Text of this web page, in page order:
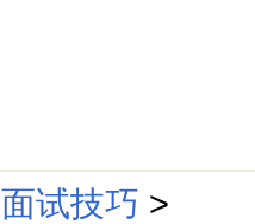
面试技巧 >